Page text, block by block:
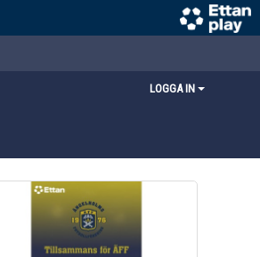
LOGGA IN